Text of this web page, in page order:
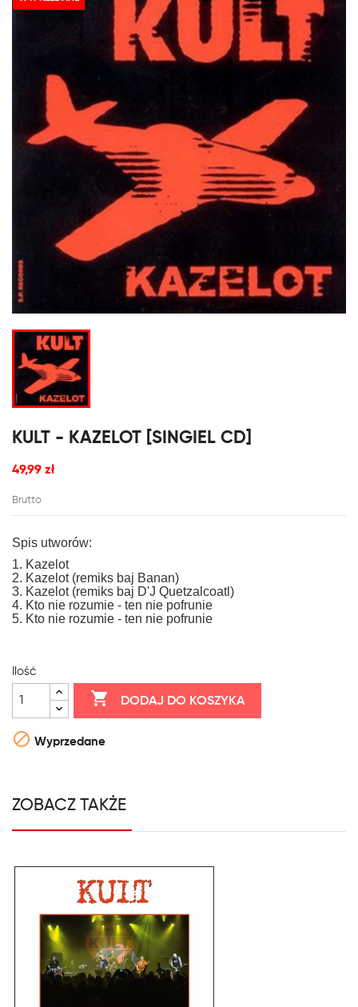
KULT - KAZELOT [SINGIEL CD]
49,99 zł
Brutto
Spis utworów:
1. Kazelot
2. Kazelot (remiks baj Banan)
3. Kazelot (remiks baj D'J Quetzalcoatl)
4. Kto nie rozumie - ten nie pofrunie
5. Kto nie rozumie - ten nie pofrunie
Ilość
 DODAJ DO KOSZYKA
 Wyprzedane
ZOBACZ TAKŻE